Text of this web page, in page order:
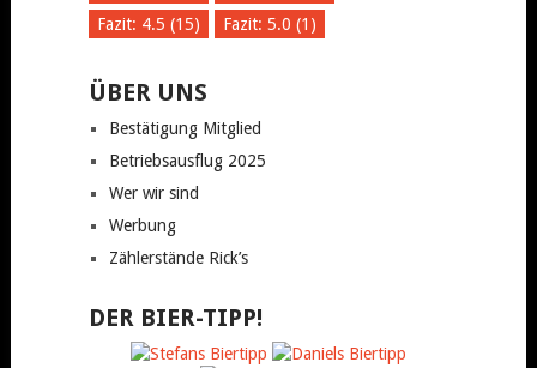
Fazit: 4.5 (15)
Fazit: 5.0 (1)
ÜBER UNS
Bestätigung Mitglied
Betriebsausflug 2025
Wer wir sind
Werbung
Zählerstände Rick’s
DER BIER-TIPP!